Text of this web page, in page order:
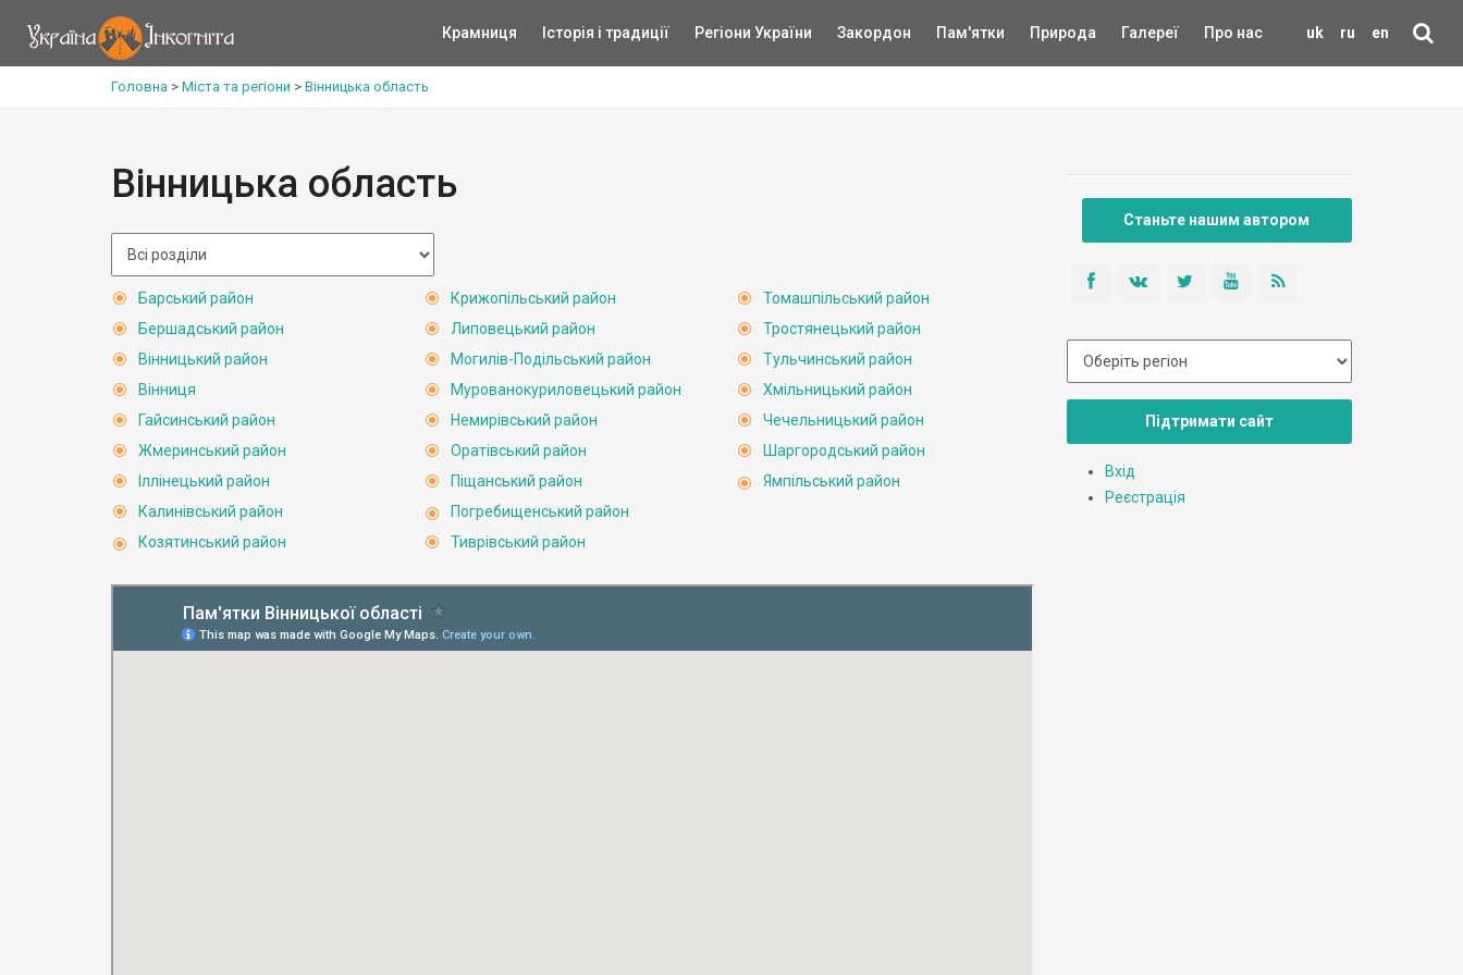
uk ru en
Крамниця Історія і традиції Регіони України Закордон Пам'ятки Природа Галереї Про нас
Головна > Міста та регіони > Вінницька область
Вінницька область
Барський район
Бершадський район
Вінницький район
Вінниця
Гайсинський район
Жмеринський район
Іллінецький район
Калинівський район
Козятинський район
Крижопільський район
Липовецький район
Могилів-Подільський район
Мурованокуриловецький район
Немирівський район
Оратівський район
Піщанський район
Погребищенський район
Тиврівський район
Томашпільський район
Тростянецький район
Тульчинський район
Хмільницький район
Чечельницький район
Шаргородський район
Ямпільський район
Станьте нашим автором
Підтримати сайт
Вхід
Реєстрація